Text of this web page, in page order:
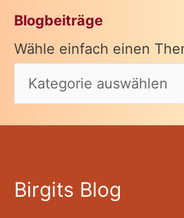
Blogbeiträge
Wähle einfach einen
Birgits Blog